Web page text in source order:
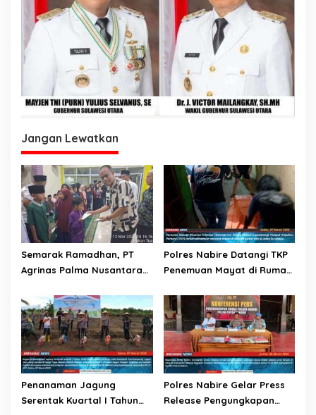
Jangan Lewatkan
Semarak Ramadhan, PT
Agrinas Palma Nusantara
Riau Salurkan Santunan
Anak Yatim dan Lansia
Polres Nabire Datangi TKP
Penemuan Mayat di Rumah
Penanaman Jagung
Serentak Kuartal I Tahun
Polres Nabire Gelar Press
Release Pengungkapan